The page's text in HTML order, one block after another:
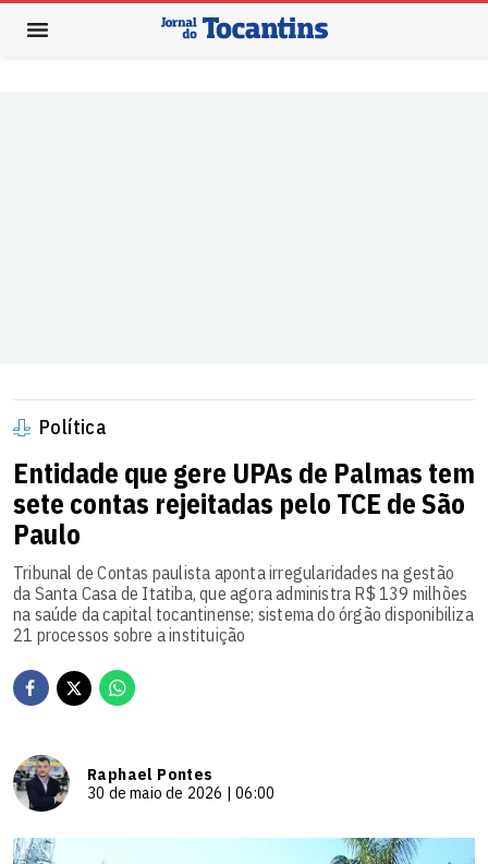
Política
Entidade que gere UPAs de Palmas tem
sete contas rejeitadas pelo TCE de São
Paulo
Tribunal de Contas paulista aponta irregularidades na gestão
da Santa Casa de Itatiba, que agora administra R$ 139 milhões
na saúde da capital tocantinense; sistema do órgão disponibiliza
21 processos sobre a instituição
Raphael Pontes
30 de maio de 2026 | 06:00